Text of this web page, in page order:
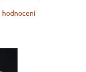
hodnocení